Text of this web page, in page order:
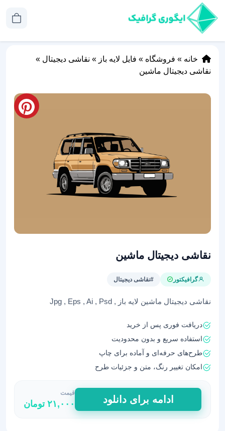
خانه » فروشگاه » فایل لایه باز » نقاشی دیجیتال »
نقاشی دیجیتال ماشین
نقاشی دیجیتال ماشین
گرافیکتور #نقاشی دیجیتال
نقاشی دیجیتال ماشین لایه باز , Jpg , Eps , Ai , Psd
دریافت فوری پس از خرید
استفاده سریع و بدون محدودیت
طرح‌های حرفه‌ای و آماده برای چاپ
امکان تغییر رنگ، متن و جزئیات طرح
نقاشی
دیجیتال
ماشین
ادامه برای دانلود
قیمت
۲۱,۰۰۰ تومان